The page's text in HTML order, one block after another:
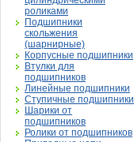
роликами
Подшипники
скольжения
(шарнирные)
Корпусные подшипники
Втулки для
подшипников
Линейные подшипники
Ступичные подшипники
Шарики от
подшипников
Ролики от подшипников